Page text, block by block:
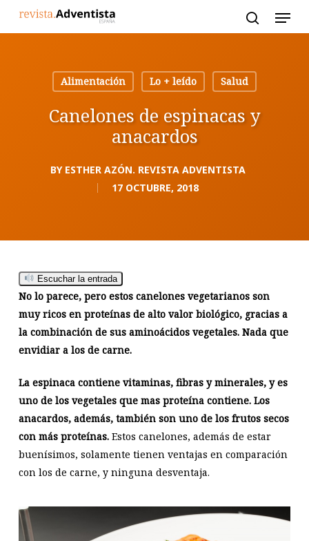
Alimentación
Lo + leído Salud
Canelones de espinacas y
anacardos
BY ESTHER AZÓN. REVISTA ADVENTISTA
17 OCTUBRE, 2018
Escuchar la entrada
No lo parece, pero estos canelones vegetarianos son
muy ricos en proteínas de alto valor biológico, gracias a
la combinación de sus aminoácidos vegetales. Nada que
envidiar a los de carne.
La espinaca contiene vitaminas, fibras y minerales, y es
uno de los vegetales que mas proteína contiene. Los
anacardos, además, también son uno de los frutos secos
con más proteínas.Estos canelones, además de estar
buenísimos, solamente tienen ventajas en comparación
con los de carne, y ninguna desventaja.